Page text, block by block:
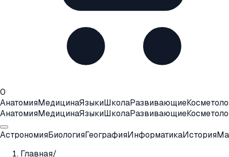
0
АнатомияМедицинаЯзыкиШколаРазвивающие
АнатомияМедицинаЯзыкиШколаРазвивающие
АстрономияБиологияГеографияИнформатикаИстория
Главная/